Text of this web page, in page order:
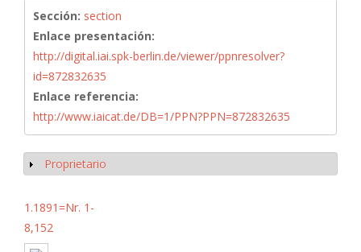
Sección: section
Enlace presentación:
http://digital.iai.spk-berlin.de/viewer/ppnresolver?
id=872832635
Enlace referencia:
http://www.iaicat.de/DB=1/PPN?PPN=872832635
Mostrar
Proprietario
1.1891=Nr. 1-
8,152